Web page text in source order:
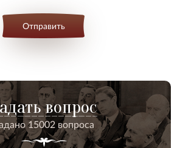
Отправить
вопрос
15002 вопроса